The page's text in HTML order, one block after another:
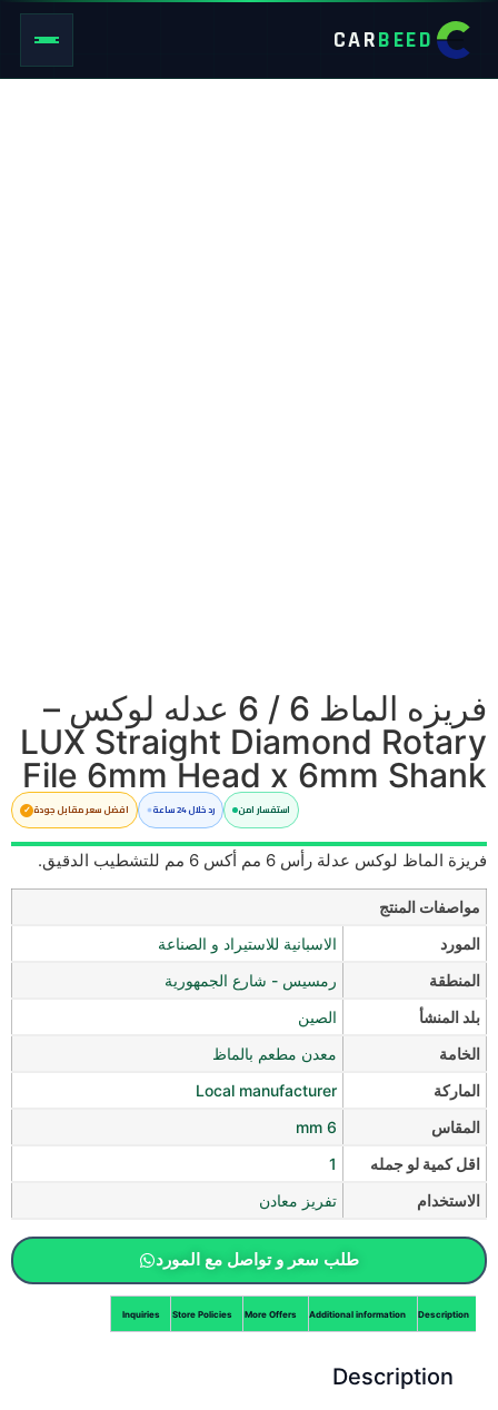
CARBEED
فريزه الماظ 6 / 6 عدله لوكس –
LUX Straight Diamond Rotary
File 6mm Head x 6mm Shank
استفسار امن رد خلال 24 ساعة افضل سعر مقابل جودة
فريزة الماظ لوكس عدلة رأس 6 مم أكس 6 مم للتشطيب الدقيق.
طلب سعر و تواصل مع المورد
مواصفات المنتج
المورد
الاسبانية للاستيراد و الصناعة
المنطقة
رمسيس - شارع الجمهورية
بلد المنشأ
الصين
الخامة
معدن مطعم بالماظ
الماركة
Local manufacturer
المقاس
6 mm
اقل كمية لو جمله
1
الاستخدام
تفريز معادن
Description
Additional information
More Offers
Store Policies
Inquiries
Description